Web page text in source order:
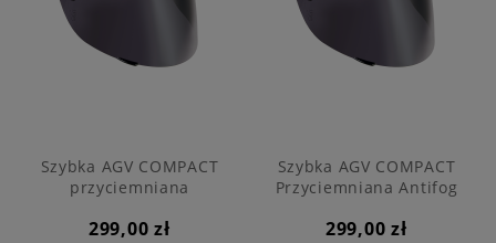
Szybka AGV COMPACT
przyciemniana
299,00 zł
Szybka AGV COMPACT
Przyciemniana Antifog
299,00 zł